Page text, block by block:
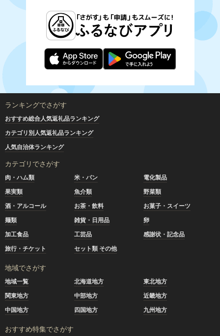
ランキングでさがす
おすすめ総合人気返礼品ランキング
カテゴリ別人気返礼品ランキング
人気自治体ランキング
カテゴリでさがす
肉・ハム類 米・パン
電化製品
果実類
魚介類
野菜類
酒・アルコール
お茶・飲料
お菓子・スイーツ
麺類
雑貨・日用品
卵
加工食品
工芸品
感謝状・記念品
旅行・チケット
セット類 その他
地域でさがす
地域一覧 北海道地方
東北地方
関東地方
中部地方
近畿地方
中国地方
四国地方 九州地方
おすすめ特集でさがす